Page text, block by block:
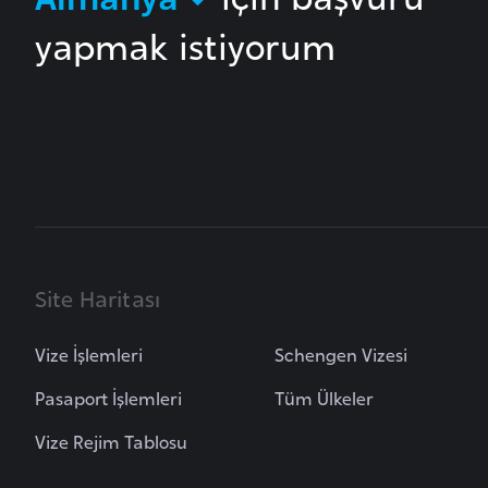
yapmak istiyorum
Site Haritası
Vize İşlemleri
Pasaport İşlemleri
Vize Rejim Tablosu
Schengen Vizesi
Tüm Ülkeler
n
Ç
e
k